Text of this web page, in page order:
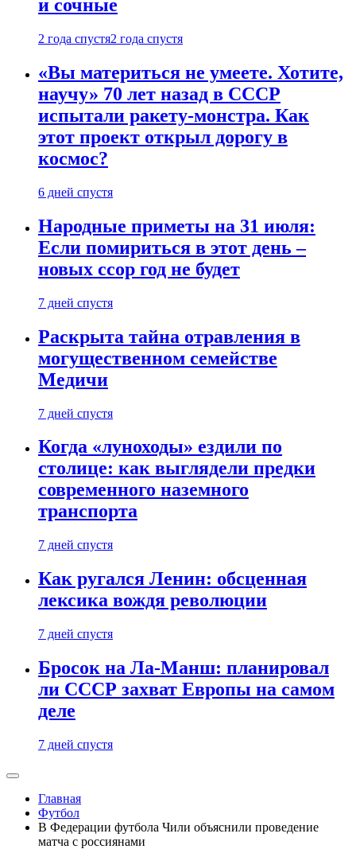
и сочные
2 года спустя2 года спустя
«Вы материться не умеете. Хотите,
научу» 70 лет назад в СССР
испытали ракету-монстра. Как
этот проект открыл дорогу в
космос?
6 дней спустя
Народные приметы на 31 июля:
Если помириться в этот день –
новых ссор год не будет
7 дней спустя
Раскрыта тайна отравления в
могущественном семействе
Медичи
7 дней спустя
Когда «луноходы» ездили по
столице: как выглядели предки
современного наземного
транспорта
7 дней спустя
Как ругался Ленин: обсценная
лексика вождя революции
7 дней спустя
Бросок на Ла-Манш: планировал
ли СССР захват Европы на самом
деле
7 дней спустя
Главная
Футбол
В Федерации футбола Чили объяснили проведение
матча с россиянами